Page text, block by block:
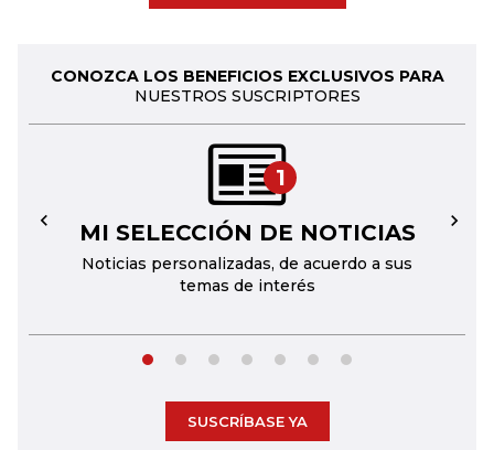
CONOZCA LOS BENEFICIOS EXCLUSIVOS PARA
NUESTROS SUSCRIPTORES
1
MI SELECCIÓN DE NOTICIAS
Noticias personalizadas, de acuerdo a sus
temas de interés
← →
SUSCRÍBASE YA